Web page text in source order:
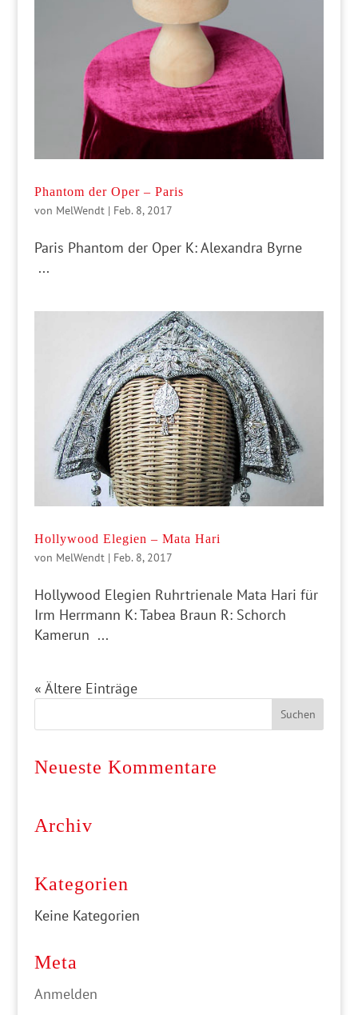
Phantom der Oper – Paris
von MelWendt| Feb. 8, 2017
Paris Phantom der Oper K: Alexandra Byrne
...
Hollywood Elegien – Mata Hari
von MelWendt| Feb. 8, 2017
Hollywood Elegien Ruhrtrienale Mata Hari für
Irm Herrmann K: Tabea Braun R: Schorch
Kamerun ...
« Ältere Einträge
Neueste Kommentare
Archiv
Kategorien
Keine Kategorien
Meta
Anmelden